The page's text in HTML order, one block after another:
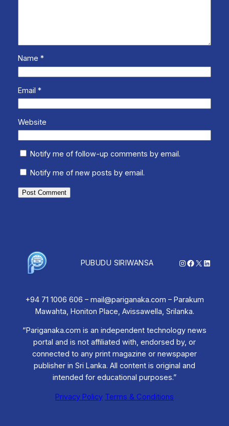
Name *
Email *
Website
Notify me of follow-up comments by email.
Notify me of new posts by email.
PUBUDU SIRIWANSA Instagram
Facebook
X
+94 71 1006 606 – mail@pariganaka.com – Parakum
Mawahta, Honiton Place, Avissawella, Srilanka.
“Pariganaka.com is an independent technology news
portal and is not affiliated with, endorsed by, or
connected to any print magazine or newspaper
publisher in Sri Lanka. All content is original and
intended for educational purposes.”
Privacy Policy Terms & Conditions